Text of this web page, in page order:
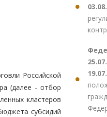
Российской
(далее - отбор
кластеров
субсидий